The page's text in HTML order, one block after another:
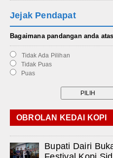
Jejak Pendapat
Bagaimana pandangan anda
Tidak Ada Pilihan
Tidak Puas
Puas
OBROLAN KEDAI KOPI
Bupati Dairi